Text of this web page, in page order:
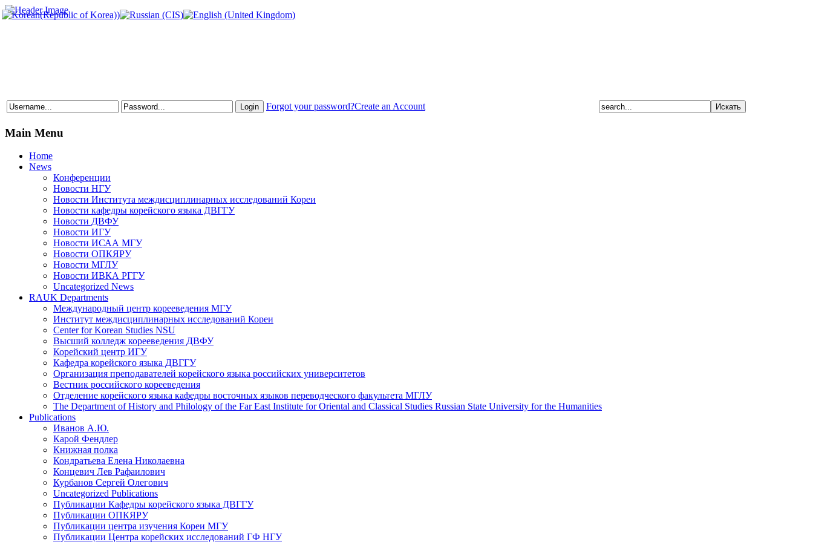
Forgot your password?Create an Account
Main Menu
Home
News
Конференции
Новости НГУ
Новости Института междисциплинарных исследований Кореи
Новости кафедры корейского языка ДВГГУ
Новости ДВФУ
Новости ИГУ
Новости ИСАА МГУ
Новости ОПКЯРУ
Новости МГЛУ
Новости ИВКА РГГУ
Uncategorized News
RAUK Departments
Международный центр корееведения МГУ
Институт междисциплинарных исследований Кореи
Center for Korean Studies NSU
Высший колледж корееведения ДВФУ
Корейский центр ИГУ
Кафедра корейского языка ДВГГУ
Организация преподавателей корейского языка российских университетов
Вестник российского корееведения
Отделение корейского языка кафедры восточных языков переводческого факультета МГЛУ
The Department of History and Philology of the Far East Institute for Oriental and Classical Studies Russian State University for the Humanities
Publications
Иванов А.Ю.
Карой Фендлер
Книжная полка
Кондратьева Елена Николаевна
Концевич Лев Рафаилович
Курбанов Сергей Олегович
Uncategorized Publications
Публикации Кафедры корейского языка ДВГГУ
Публикации ОПКЯРУ
Публикации центра изучения Кореи МГУ
Публикации Центра корейских исследований ГФ НГУ